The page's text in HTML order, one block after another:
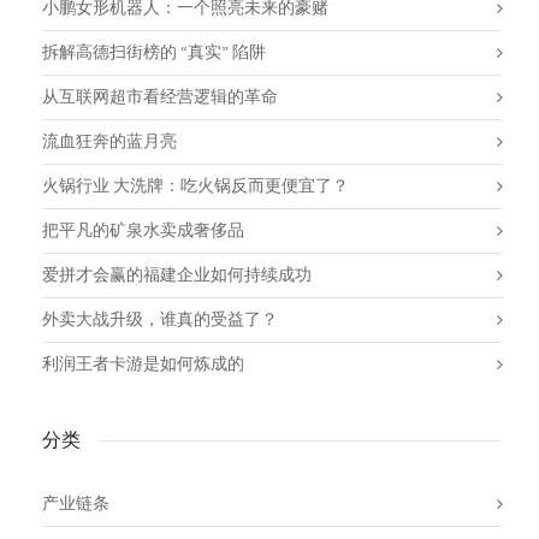
小鹏女形机器人：一个照亮未来的豪赌
拆解高德扫街榜的 “真实” 陷阱
从互联网超市看经营逻辑的革命
流血狂奔的蓝月亮
火锅行业 大洗牌：吃火锅反而更便宜了？
把平凡的矿泉水卖成奢侈品
爱拼才会赢的福建企业如何持续成功
外卖大战升级，谁真的受益了？
利润王者卡游是如何炼成的
分类
产业链条